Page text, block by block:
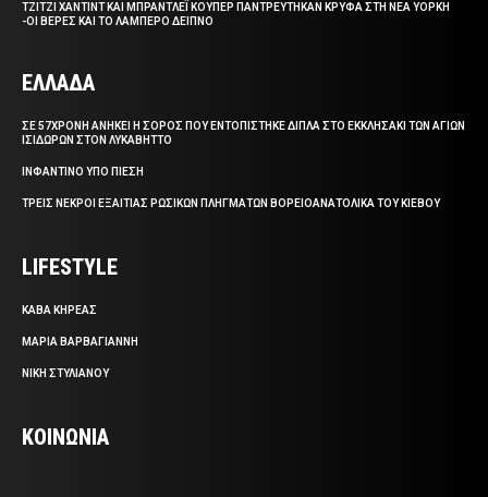
ΤΖΙΤΖΙ ΧΑΝΤΙΝΤ ΚΑΙ ΜΠΡΑΝΤΛΕΪ ΚΟΥΠΕΡ ΠΑΝΤΡΕΥΤΗΚΑΝ ΚΡΥΦΑ ΣΤΗ ΝΕΑ ΥΟΡΚΗ
-ΟΙ ΒΕΡΕΣ ΚΑΙ ΤΟ ΛΑΜΠΕΡΟ ΔΕΙΠΝΟ
ΕΛΛΑΔΑ
ΣΕ 57ΧΡΟΝΗ ΑΝΗΚΕΙ Η ΣΟΡΟΣ ΠΟΥ ΕΝΤΟΠΙΣΤΗΚΕ ΔΙΠΛΑ ΣΤΟ ΕΚΚΛΗΣΑΚΙ ΤΩΝ ΑΓΙΩΝ
ΙΣΙΔΩΡΩΝ ΣΤΟΝ ΛΥΚΑΒΗΤΤΟ
ΙΝΦΑΝΤΙΝΟ ΥΠΟ ΠΙΕΣΗ
ΤΡΕΙΣ ΝΕΚΡΟΙ ΕΞΑΙΤΙΑΣ ΡΩΣΙΚΩΝ ΠΛΗΓΜΑΤΩΝ ΒΟΡΕΙΟΑΝΑΤΟΛΙΚΑ ΤΟΥ ΚΙΕΒΟΥ
LIFESTYLE
ΚΑΒΑ ΚΗΡΕΑΣ
ΜΑΡΙΑ ΒΑΡΒΑΓΙΑΝΝΗ
ΝΙΚΗ ΣΤΥΛΙΑΝΟΥ
ΚΟΙΝΩΝΙΑ